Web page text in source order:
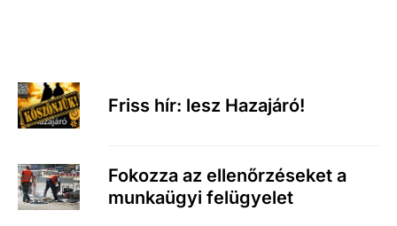
Friss hír: lesz Hazajáró!
Fokozza az ellenőrzéseket a
munkaügyi felügyelet